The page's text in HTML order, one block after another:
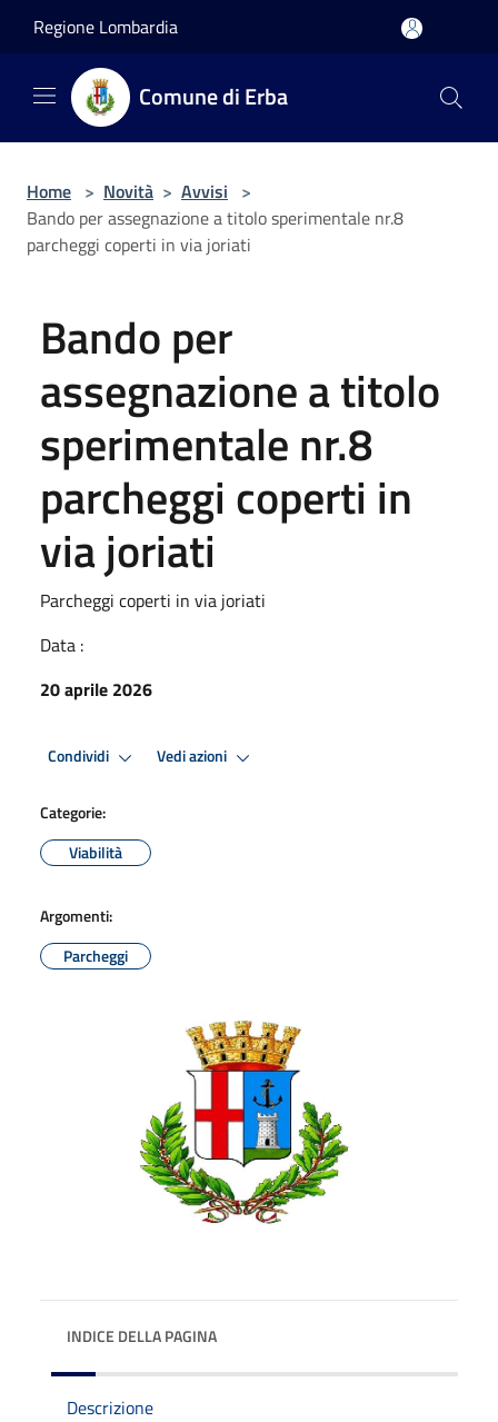
Regione Lombardia
Comune di Erba
Home > Novità > Avvisi >
Bando per assegnazione a titolo sperimentale nr.8
parcheggi coperti in via joriati
Bando per
assegnazione a titolo
sperimentale nr.8
parcheggi coperti in
via joriati
Parcheggi coperti in via joriati
Data :
20 aprile 2026
Condividi Vedi azioni
Categorie:
Viabilità
Argomenti:
Parcheggi
INDICE DELLA PAGINA
Descrizione